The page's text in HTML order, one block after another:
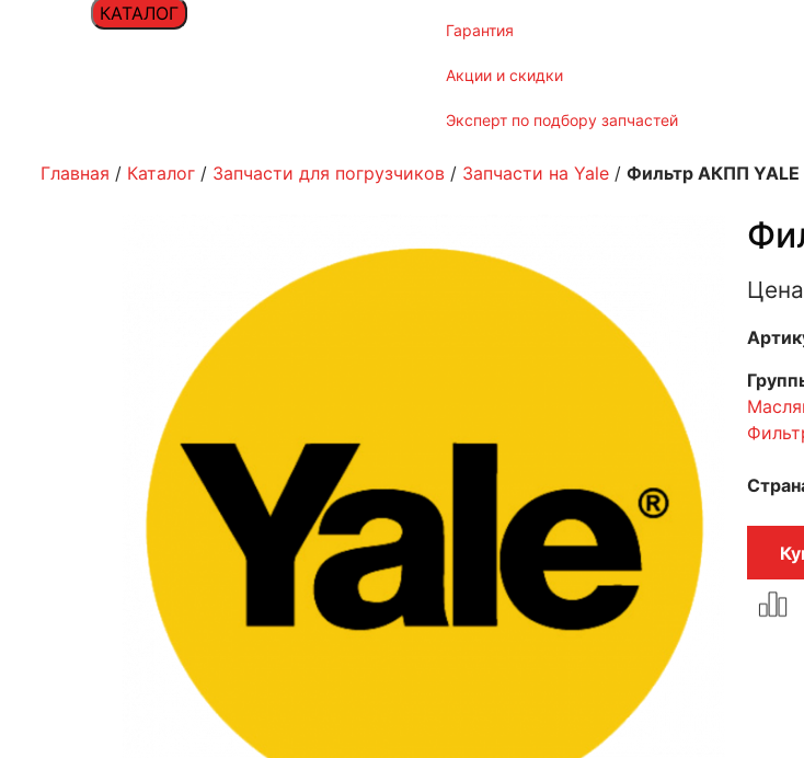
КАТАЛОГ
гарантия
акции и скидки
эксперт по подбору запчастей
Главная / Каталог / Запчасти для погрузчиков / Запчасти на Yale / Фильтр АКПП YALE